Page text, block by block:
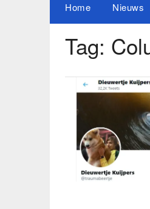
Home Nieuws
Tag: